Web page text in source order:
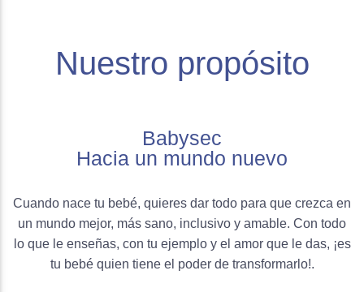
Nuestro propósito
Babysec
Hacia un mundo nuevo
Cuando nace tu bebé, quieres dar todo para que crezca en
un mundo mejor, más sano, inclusivo y amable. Con todo
lo que le enseñas, con tu ejemplo y el amor que le das, ¡es
tu bebé quien tiene el poder de transformarlo!.